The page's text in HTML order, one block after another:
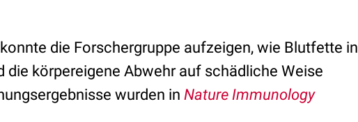
die Forschergruppe aufzeigen, wie Blutfette in
die körpereigene Abwehr auf schädliche Weise
wurden in Nature Immunology